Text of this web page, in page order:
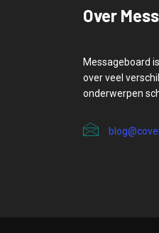
Over
Messageboard
over veel
onderwerpen